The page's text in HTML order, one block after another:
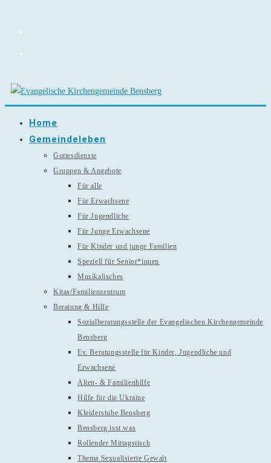
Home
Gemeindeleben
Gottesdienste
Gruppen & Angebote
Für alle
Für Erwachsene
Für Jugendliche
Für Junge Erwachsene
Für Kinder und junge Familien
Speziell für Senior*innen
Musikalisches
Kitas/Familienzentrum
Beratung & Hilfe
Sozialberatungsstelle der Evangelischen Kirchengemeinde
Bensberg
Ev. Beratungsstelle für Kinder, Jugendliche und
Erwachsene
Alten- & Familienhilfe
Hilfe für die Ukraine
Kleiderstube Bensberg
Bensberg isst was
Rollender Mittagstisch
Thema Sexualisierte Gewalt